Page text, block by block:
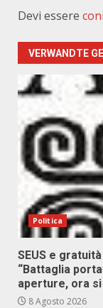
Devi essere
VERWANDTE
Politica
SEUS e
“Battaglia
aperture, ora
8 Agosto 2026